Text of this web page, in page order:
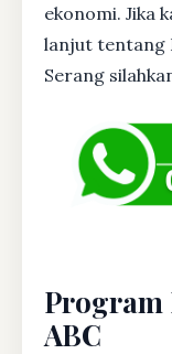
ekonomi. Jika
lanjut tentang
Serang
Program
ABC